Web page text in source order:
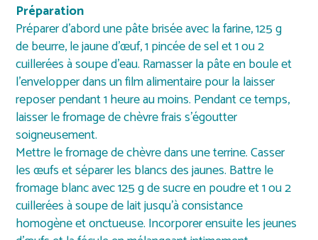
Préparation
Préparer d’abord une pâte brisée avec la farine, 125 g
de beurre, le jaune d’œuf, 1 pincée de sel et 1 ou 2
cuillerées à soupe d’eau. Ramasser la pâte en boule et
l’envelopper dans un film alimentaire pour la laisser
reposer pendant 1 heure au moins. Pendant ce temps,
laisser le fromage de chèvre frais s’égoutter
soigneusement.
Mettre le fromage de chèvre dans une terrine. Casser
les œufs et séparer les blancs des jaunes. Battre le
fromage blanc avec 125 g de sucre en poudre et 1 ou 2
cuillerées à soupe de lait jusqu’à consistance
homogène et onctueuse. Incorporer ensuite les jeunes